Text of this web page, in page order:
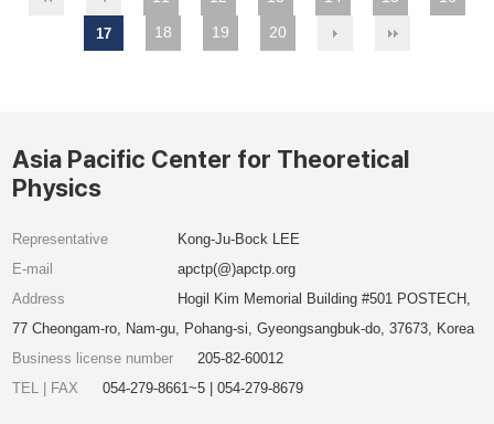
17 18 19 20
Asia Pacific Center for Theoretical
Physics
Representative
Kong-Ju-Bock LEE
E-mail
apctp(@)apctp.org
Address
Hogil Kim Memorial Building #501 POSTECH,
77 Cheongam-ro, Nam-gu, Pohang-si, Gyeongsangbuk-do, 37673, Korea
Business license number
205-82-60012
TEL | FAX
054-279-8661~5 | 054-279-8679